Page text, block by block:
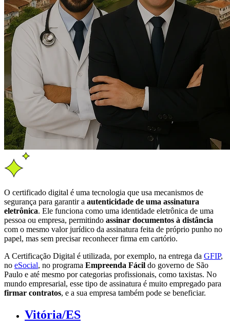
O certificado digital é uma tecnologia que usa mecanismos de
segurança para garantir a autenticidade de uma assinatura
eletrônica. Ele funciona como uma identidade eletrônica de uma
pessoa ou empresa, permitindo assinar documentos à distância
com o mesmo valor jurídico da assinatura feita de próprio punho no
papel, mas sem precisar reconhecer firma em cartório.
A Certificação Digital é utilizada, por exemplo, na entrega da GFIP,
no eSocial, no programa Empreenda Fácil do governo de São
Paulo e até mesmo por categorias profissionais, como taxistas. No
mundo empresarial, esse tipo de assinatura é muito empregado para
firmar contratos, e a sua empresa também pode se beneficiar.
Vitória/ES